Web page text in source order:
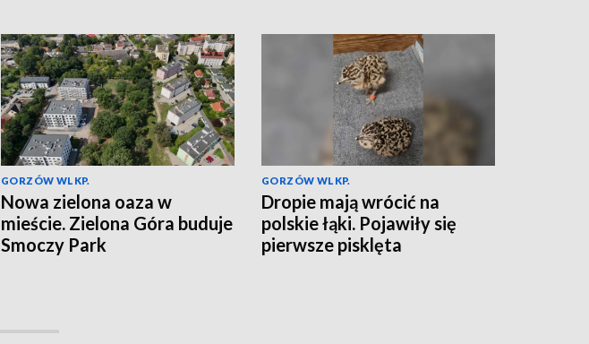
GORZÓW WLKP.
Nowa zielona oaza w
mieście. Zielona Góra buduje
Smoczy Park
GORZÓW WLKP.
Dropie mają wrócić na
polskie łąki. Pojawiły się
pierwsze pisklęta